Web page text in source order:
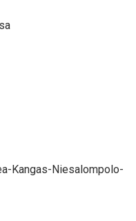
Kangas-Niesalompolo-